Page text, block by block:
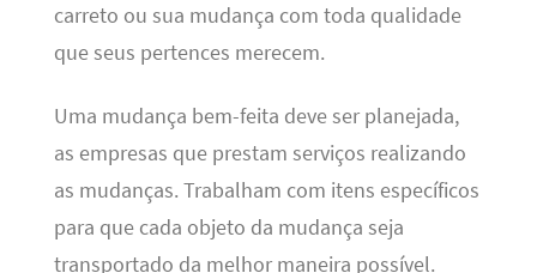
carreto ou sua mudança com toda qualidade
que seus pertences merecem.
Uma mudança bem-feita deve ser planejada,
as empresas que prestam serviços realizando
as mudanças. Trabalham com itens específicos
para que cada objeto da mudança seja
transportado da melhor maneira possível.